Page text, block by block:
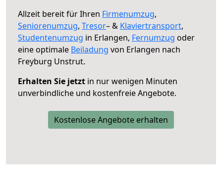
Allzeit bereit für Ihren Firmenumzug,
Seniorenumzug, Tresor– & Klaviertransport,
Studentenumzug in Erlangen, Fernumzug oder
eine optimale Beiladung von Erlangen nach
Freyburg Unstrut.
Erhalten Sie jetzt in nur wenigen Minuten
unverbindliche und kostenfreie Angebote.
Kostenlose Angebote erhalten